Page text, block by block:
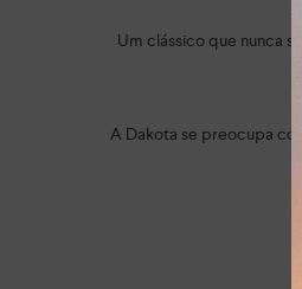
Um clássico que nunca
A Dakota se preocupa